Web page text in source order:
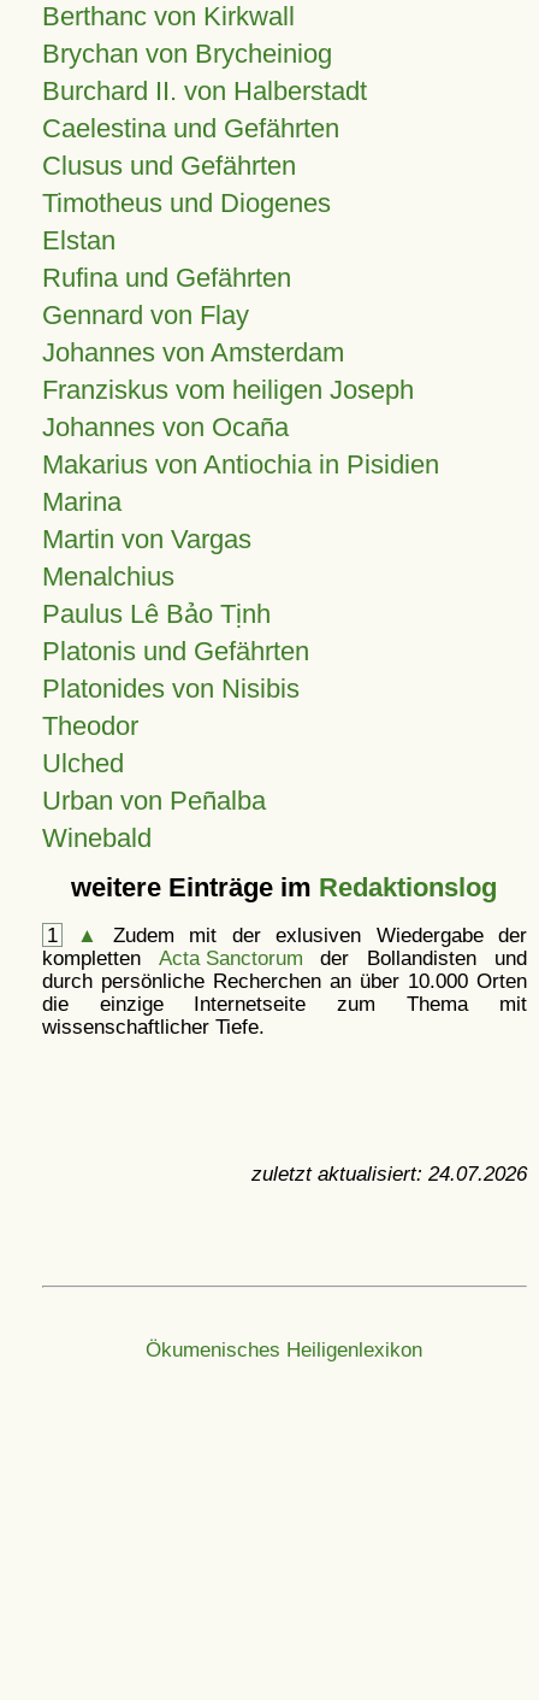
Berthanc von Kirkwall
Brychan von Brycheiniog
Burchard II. von Halberstadt
Caelestina und Gefährten
Clusus und Gefährten
Timotheus und Diogenes
Elstan
Rufina und Gefährten
Gennard von Flay
Johannes von Amsterdam
Franziskus vom heiligen Joseph
Johannes von Ocaña
Makarius von Antiochia in Pisidien
Marina
Martin von Vargas
Menalchius
Paulus Lê Bảo Tịnh
Platonis und Gefährten
Platonides von Nisibis
Theodor
Ulched
Urban von Peñalba
Winebald
weitere Einträge im Redaktionslog
1 ▲
Zudem mit der exlusiven Wiedergabe der
kompletten Acta Sanctorum der Bollandisten und
durch persönliche Recherchen an über 10.000 Orten
die einzige Internetseite zum Thema mit
wissenschaftlicher Tiefe.
zuletzt aktualisiert: 24.07.2026
Ökumenisches Heiligenlexikon